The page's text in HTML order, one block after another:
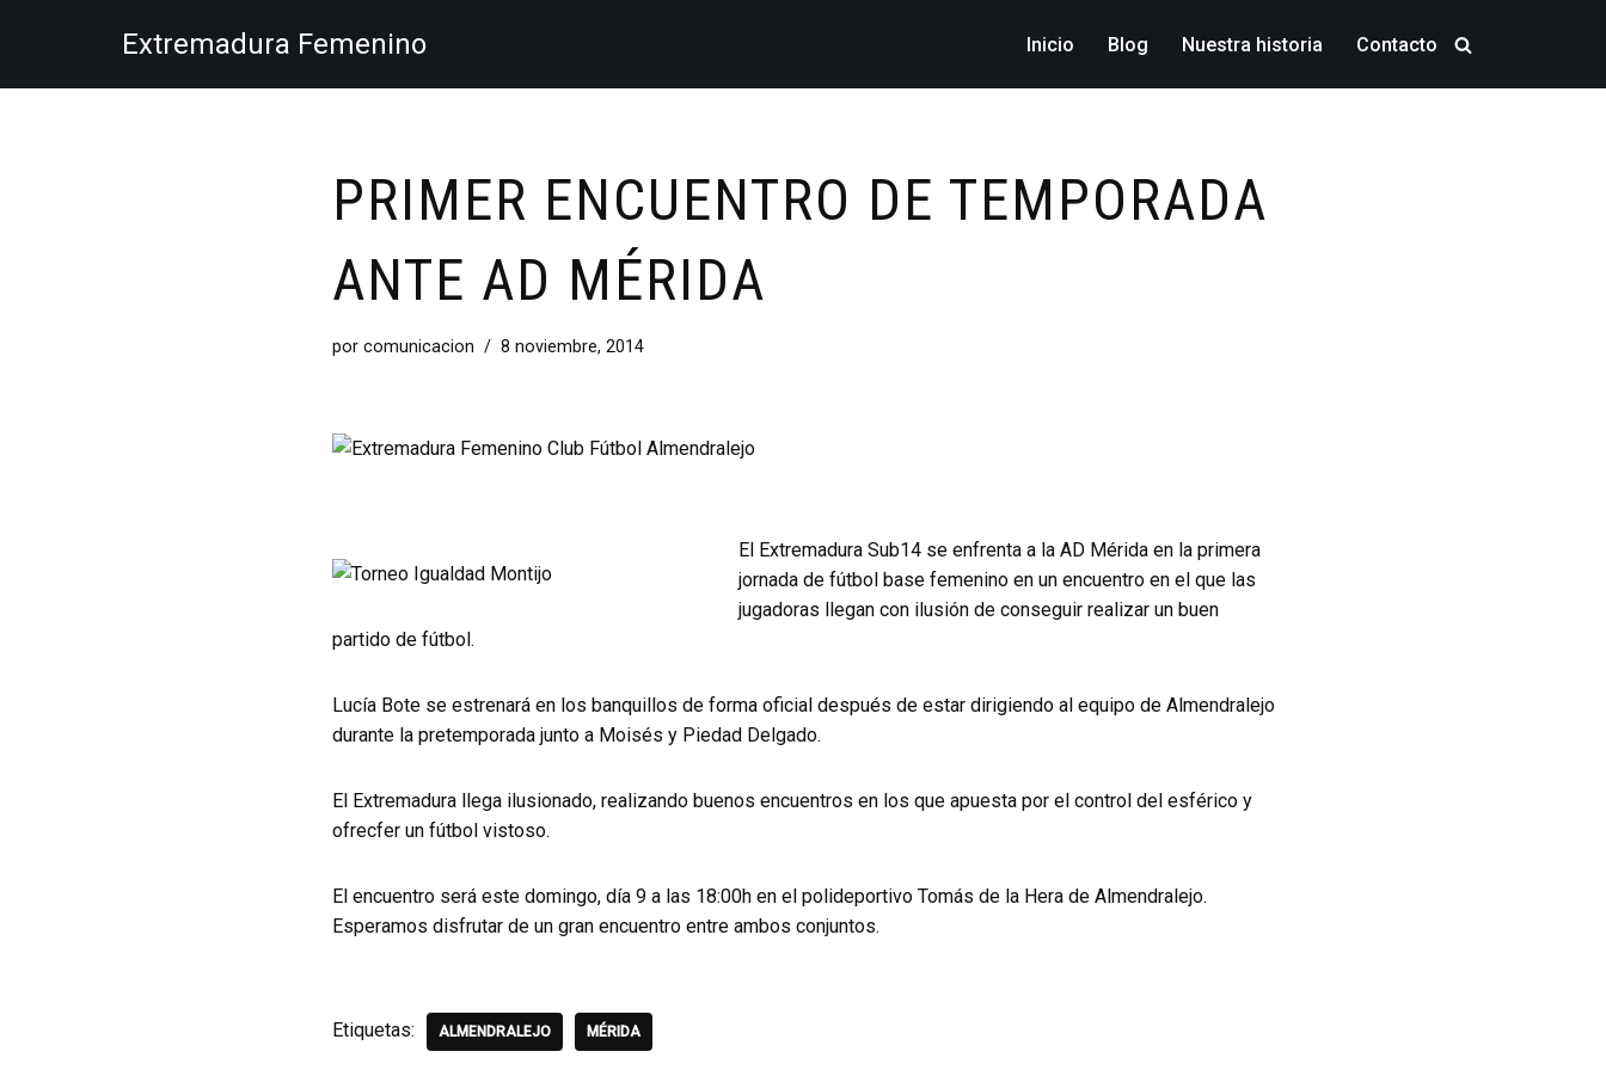
al
Extremadura Femenino Inicio Blog Nuestra historia Contacto
PRIMER ENCUENTRO DE TEMPORADA
ANTE AD MÉRIDA
por comunicacion 8 noviembre, 2014
El Extremadura Sub14 se enfrenta a la AD Mérida en la primera
jornada de fútbol base femenino en un encuentro en el que las
jugadoras llegan con ilusión de conseguir realizar un buen
partido de fútbol.
Lucía Bote se estrenará en los banquillos de forma oficial después de estar dirigiendo al equipo de Almendralejo
durante la pretemporada junto a Moisés y Piedad Delgado.
El Extremadura llega ilusionado, realizando buenos encuentros en los que apuesta por el control del esférico y
ofrecfer un fútbol vistoso.
El encuentro será este domingo, día 9 a las 18:00h en el polideportivo Tomás de la Hera de Almendralejo.
Esperamos disfrutar de un gran encuentro entre ambos conjuntos.
Etiquetas: ALMENDRALEJO MÉRIDA